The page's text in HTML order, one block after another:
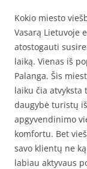
Kokio miesto
Vasarą Lietuvoje
atostogauti
laiką. Vienas iš
Palanga. Šis
laiku čia
daugybė turistų
apgyvendinimo
komfortu. Bet
savo klientų ne
labiau aktyvaus